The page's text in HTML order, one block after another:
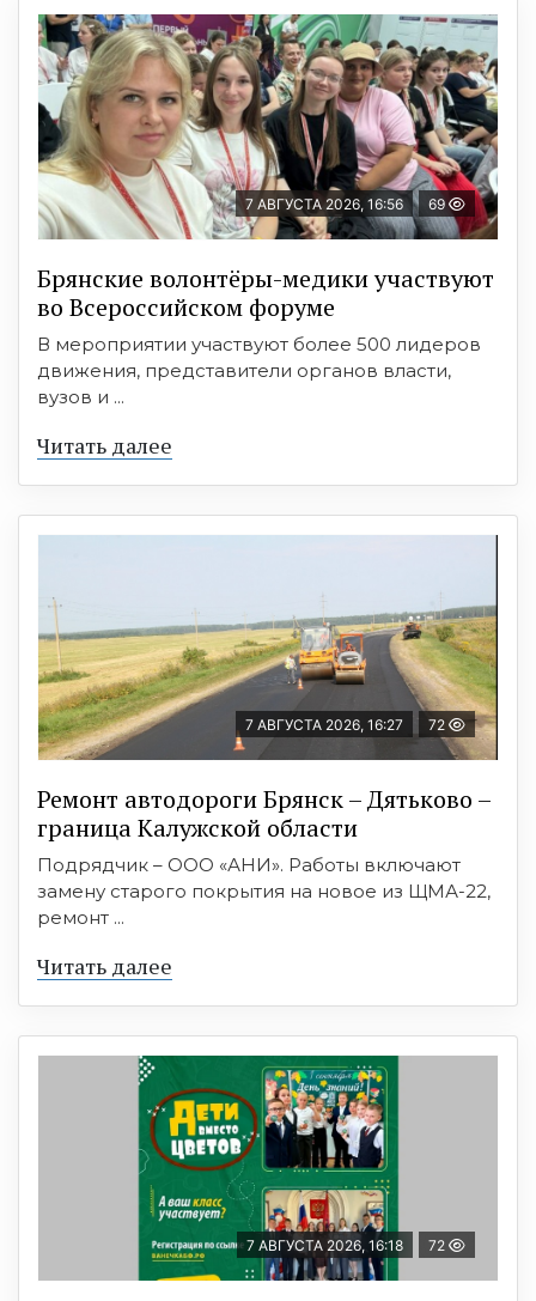
7 АВГУСТА 2026, 16:56 69
Брянские волонтёры-медики участвуют
во Всероссийском форуме
В мероприятии участвуют более 500 лидеров
движения, представители органов власти,
вузов и ...
Читать далее
7 АВГУСТА 2026, 16:27 72
Ремонт автодороги Брянск – Дятьково –
граница Калужской области
Подрядчик – ООО «АНИ». Работы включают
замену старого покрытия на новое из ЩМА-22,
ремонт ...
Читать далее
7 АВГУСТА 2026, 16:18 72